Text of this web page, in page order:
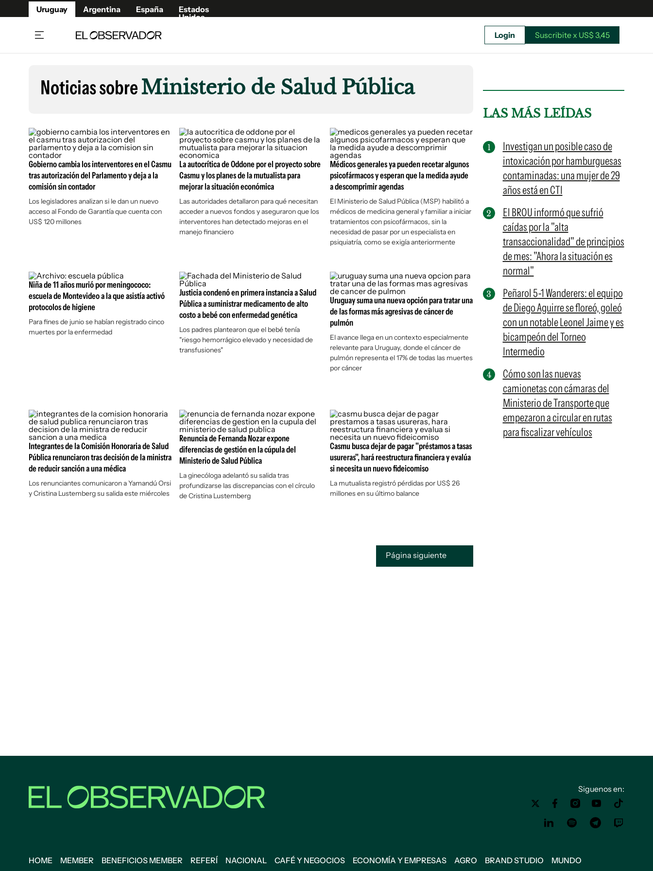
Uruguay Argentina España
Estados
Unidos
Beneficios Member
Café y Negocios
Economía y Empresas
Agro
Brand Studio
Cultura y Espectáculos
Fúnebres
Publicaciones
Newsletters
Argentina
España
Estados Unidos
Suscribite x US$ 3,45
Login Suscribite x US$ 3,45
Noticias sobreMinisterio de Salud Pública
Gobierno cambia los interventores en el Casmu
tras autorización del Parlamento y deja a la
comisión sin contador
Los legisladores analizan si le dan un nuevo
acceso al Fondo de Garantía que cuenta con
US$ 120 millones
La autocrítica de Oddone por el proyecto sobre
Casmu y los planes de la mutualista para
mejorar la situación económica
Las autoridades detallaron para qué necesitan
acceder a nuevos fondos y aseguraron que los
interventores han detectado mejoras en el
manejo financiero
Médicos generales ya pueden recetar algunos
psicofármacos y esperan que la medida ayude
a descomprimir agendas
El Ministerio de Salud Pública (MSP) habilitó a
médicos de medicina general y familiar a iniciar
tratamientos con psicofármacos, sin la
necesidad de pasar por un especialista en
psiquiatría, como se exigía anteriormente
Niña de 11 años murió por meningococo:
escuela de Montevideo a la que asistía activó
protocolos de higiene
Para fines de junio se habían registrado cinco
muertes por la enfermedad
Justicia condenó en primera instancia a Salud
Pública a suministrar medicamento de alto
costo a bebé con enfermedad genética
Los padres plantearon que el bebé tenía
"riesgo hemorrágico elevado y necesidad de
transfusiones"
Uruguay suma una nueva opción para tratar una
de las formas más agresivas de cáncer de
pulmón
El avance llega en un contexto especialmente
relevante para Uruguay, donde el cáncer de
pulmón representa el 17% de todas las muertes
por cáncer
Integrantes de la Comisión Honoraria de Salud
Pública renunciaron tras decisión de la ministra
de reducir sanción a una médica
Los renunciantes comunicaron a Yamandú Orsi
y Cristina Lustemberg su salida este miércoles
Renuncia de Fernanda Nozar expone
diferencias de gestión en la cúpula del
Ministerio de Salud Pública
La ginecóloga adelantó su salida tras
profundizarse las discrepancias con el círculo
de Cristina Lustemberg
Casmu busca dejar de pagar "préstamos a tasas
usureras", hará reestructura financiera y evalúa
si necesita un nuevo fideicomiso
La mutualista registró pérdidas por US$ 26
millones en su último balance
Página siguiente
LAS MÁS LEÍDAS
Investigan un posible caso de
intoxicación por hamburguesas
contaminadas: una mujer de 29
años está en CTI
El BROU informó que sufrió
caídas por la "alta
transaccionalidad" de principios
de mes: "Ahora la situación es
normal"
Peñarol 5-1 Wanderers: el equipo
de Diego Aguirre se floreó, goleó
con un notable Leonel Jaime y es
bicampeón del Torneo
Intermedio
Cómo son las nuevas
camionetas con cámaras del
Ministerio de Transporte que
empezaron a circular en rutas
para fiscalizar vehículos
Siguenos en:
HOME MEMBER BENEFICIOS MEMBER REFERÍ NACIONAL CAFÉ Y NEGOCIOS ECONOMÍA Y EMPRESAS AGRO BRAND STUDIO MUNDO